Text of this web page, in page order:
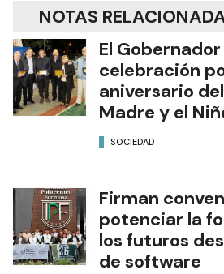
NOTAS
El
celebración
aniversario
Madre y el
SOCIEDAD
Firman
potenciar la
los futuros
de software